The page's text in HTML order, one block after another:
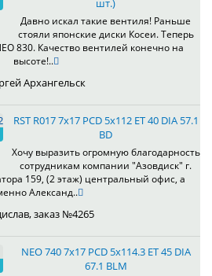
шт.)
Давно искал такие вентиля! Раньше
стояли японские диски Косеи. Теперь
830. Качество вентилей конечно на
высоте!..
Архангельск
RST R017 7x17 PCD 5x112 ET 40 DIA 57.1
BD
Хочу выразить огромную благодарность
сотрудникам компании "Азовдиск" г.
159, (2 этаж) центральный офис, а
Александ..
заказ №4265
NEO 740 7x17 PCD 5x114.3 ET 45 DIA
67.1 BLM